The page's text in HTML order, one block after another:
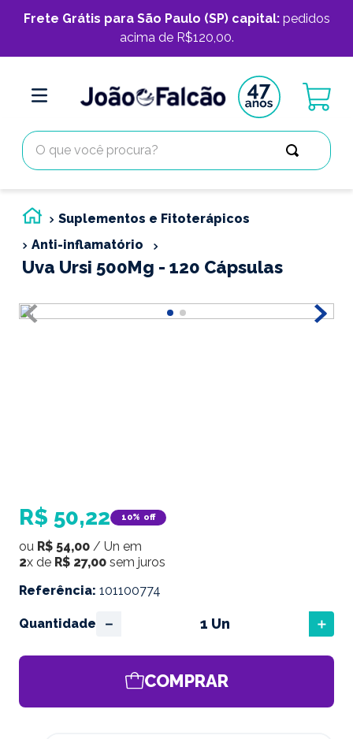
Frete Grátis para São Paulo (SP) capital:pedidos
acima de R$120,00.
O que você procura?
Suplementos e Fitoterápicos
Anti-inflamatório
Uva Ursi 500Mg - 120 Cápsulas
R$ 50,22 10% off
ou R$ 54,00 / Un em
2x de R$ 27,00 sem juros
Referência: 101100774
Quantidade ＋
－
COMPRAR